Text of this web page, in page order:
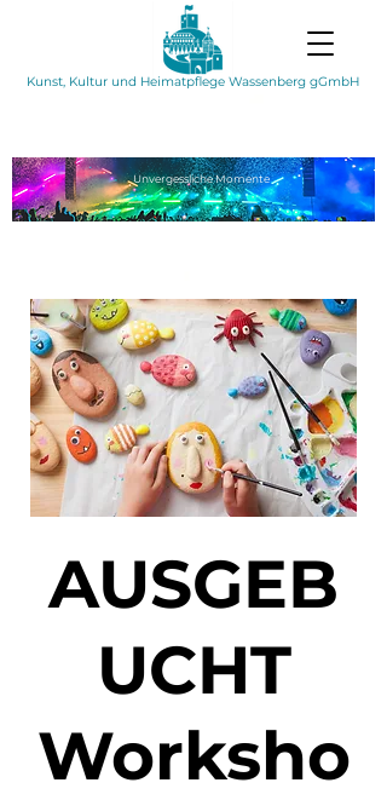
Kunst, Kultur und Heimatpflege Wassenberg gGmbH
UnvergesslicheMomente
AUSGEB
UCHT
Worksho